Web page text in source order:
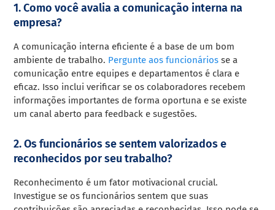
1. Como você avalia a comunicação interna na
empresa?
A comunicação interna eficiente é a base de um bom
ambiente de trabalho. Pergunte aos funcionários se a
comunicação entre equipes e departamentos é clara e
eficaz. Isso inclui verificar se os colaboradores recebem
informações importantes de forma oportuna e se existe
um canal aberto para feedback e sugestões.
2. Os funcionários se sentem valorizados e
reconhecidos por seu trabalho?
Reconhecimento é um fator motivacional crucial.
Investigue se os funcionários sentem que suas